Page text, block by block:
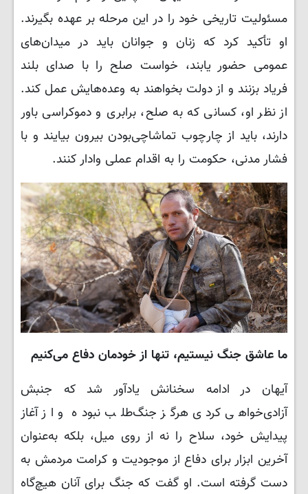
مسئولیت تاریخی خود را در این مرحله بر عهده بگیرند.
او تأکید کرد که زنان و جوانان باید در میدان‌های
عمومی حضور یابند، خواست صلح را با صدای بلند
فریاد بزنند و از دولت بخواهند به وعده‌هایش عمل کند.
از نظر او، کسانی که به صلح، برابری و دموکراسی باور
دارند، باید از چارچوب تماشاچی‌بودن بیرون بیایند و با
فشار مدنی، حکومت را به اقدام عملی وادار کنند.
ما عاشق جنگ نیستیم، تنها از خودمان دفاع می‌کنیم
آیهان در ادامه سخنانش یادآور شد که جنبش
آزادی‌خواهی کردی هرگز جنگ‌طلب نبوده و از آغاز
پیدایش خود، سلاح را نه از روی میل، بلکه به‌عنوان
آخرین ابزار برای دفاع از موجودیت و کرامت مردمش به
دست گرفته است. او گفت که جنگ برای آنان هیچ‌گاه